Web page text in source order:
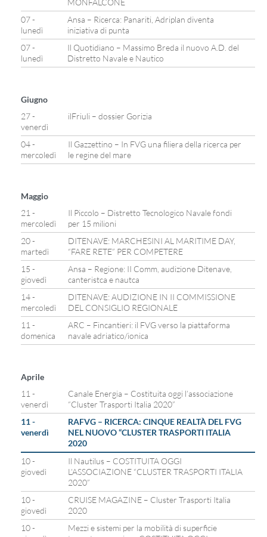
MONFALCONE
07 -
lunedì
Ansa – Ricerca: Panariti, Adriplan diventa
iniziativa di punta
07 -
lunedì
Il Quotidiano – Massimo Breda il nuovo A.D. del
Distretto Navale e Nautico
Giugno
27 -
venerdì
ilFriuli – dossier Gorizia
04 -
mercoledì
Il Gazzettino – In FVG una filiera della ricerca per
le regine del mare
Maggio
21 -
mercoledì
Il Piccolo – Distretto Tecnologico Navale fondi
per 15 milioni
20 -
martedì
DITENAVE: MARCHESINI AL MARITIME DAY,
“FARE RETE” PER COMPETERE
15 -
giovedì
Ansa – Regione: II Comm, audizione Ditenave,
canteristca e nautca
14 -
mercoledì
DITENAVE: AUDIZIONE IN II COMMISSIONE
DEL CONSIGLIO REGIONALE
11 -
domenica
ARC – Fincantieri: il FVG verso la piattaforma
navale adriatico/ionica
Aprile
11 -
venerdì
Canale Energia – Costituita oggi l’associazione
“Cluster Trasporti Italia 2020”
11 -
venerdì
RAFVG – RICERCA: CINQUE REALTÀ DEL FVG
NEL NUOVO “CLUSTER TRASPORTI ITALIA
2020
10 -
giovedì
Il Nautilus – COSTITUITA OGGI
L’ASSOCIAZIONE “CLUSTER TRASPORTI ITALIA
2020”
10 -
giovedì
CRUISE MAGAZINE – Cluster Trasporti Italia
2020
10 -
Mezzi e sistemi per la mobilità di superficie